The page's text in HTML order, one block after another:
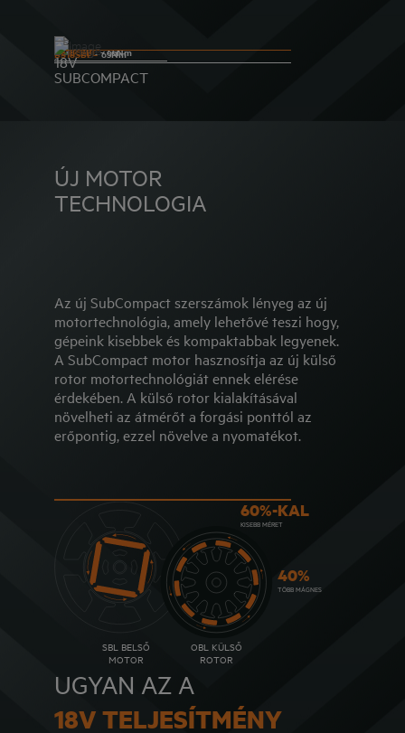
BS18C2BL- 65Nm
BS18SBL- 65Nm
18V
SUBCOMPACT
ÚJ MOTOR
TECHNOLOGIA
Az új SubCompact szerszámok lényeg az új
motortechnológia, amely lehetővé teszi hogy,
gépeink kisebbek és kompaktabbak legyenek.
A SubCompact motor hasznosítja az új külső
rotor motortechnológiát ennek elérése
érdekében. A külső rotor kialakításával
növelheti az átmérőt a forgási ponttól az
erőpontig, ezzel növelve a nyomatékot.
60%-KAL
KISEBB MÉRET
40%
TÖBB MÁGNES
SBL BELSŐ
MOTOR
OBL KÜLSŐ
ROTOR
UGYAN AZ A
18V TELJESÍTMÉNY